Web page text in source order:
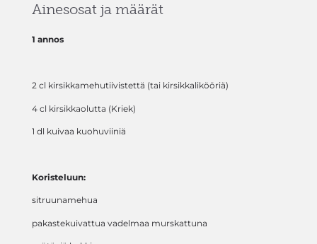
Ainesosat ja määrät
1 annos
2 cl kirsikkamehutiivistettä (tai kirsikkalikööriä)
4 cl kirsikkaolutta (Kriek)
1 dl kuivaa kuohuviiniä
Koristeluun:
sitruunamehua
pakastekuivattua vadelmaa murskattuna